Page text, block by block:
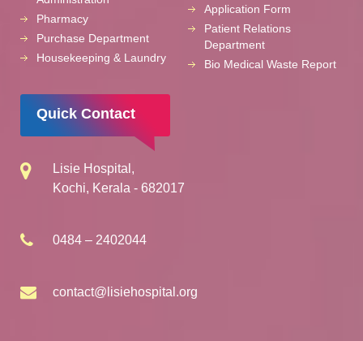
Pharmacy
Purchase Department
Housekeeping & Laundry
Application Form
Patient Relations
Department
Bio Medical Waste Report
Quick Contact
Lisie Hospital,
Kochi, Kerala - 682017
0484 – 2402044
contact@lisiehospital.org